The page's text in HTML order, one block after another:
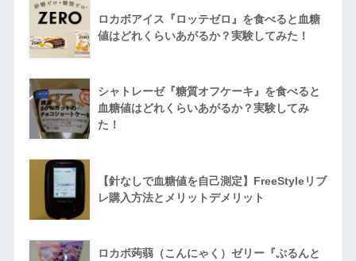
ロカボアイス『ロッテゼロ』を食べると血糖
値はどれくらいあがるか？実験してみた！
シャトレーゼ『糖質オフケーキ』を食べると
血糖値はどれくらいあがるか？実験してみ
た！
【針なしで血糖値を自己測定】FreeStyleリブ
レ購入方法とメリットデメリット
ロカボ蒟蒻（こんにゃく）ゼリー『ぷるんと